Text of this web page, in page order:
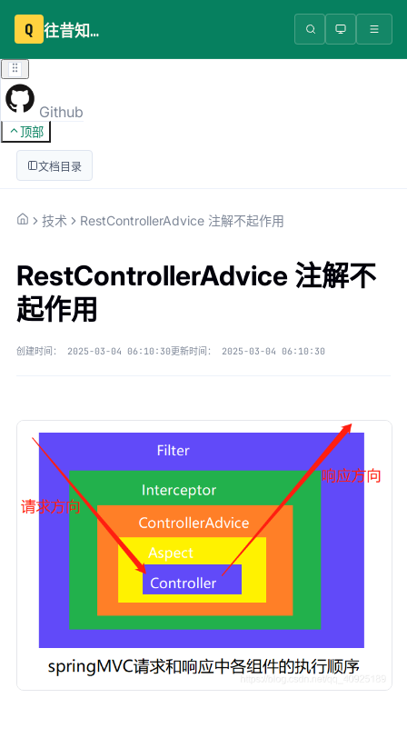
Q 往昔知识库
Github
顶部
文档目录
技术 RestControllerAdvice 注解不起作用
RestControllerAdvice 注解不
起作用
创建时间： 2025-03-04 06:10:30更新时间： 2025-03-04 06:10:30